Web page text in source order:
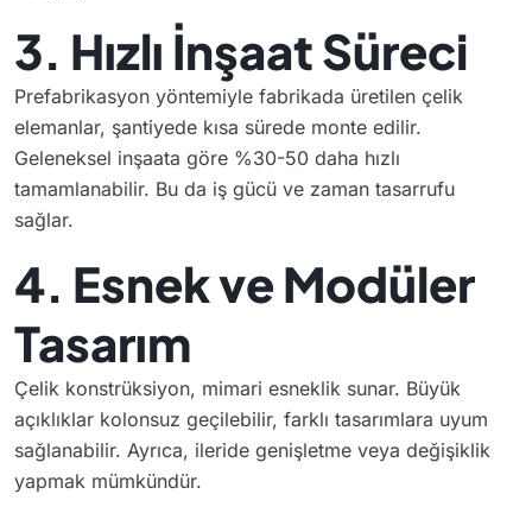
3. Hızlı İnşaat Süreci
Prefabrikasyon yöntemiyle fabrikada üretilen çelik
elemanlar, şantiyede kısa sürede monte edilir.
Geleneksel inşaata göre %30-50 daha hızlı
tamamlanabilir. Bu da iş gücü ve zaman tasarrufu
sağlar.
4. Esnek ve Modüler
Tasarım
Çelik konstrüksiyon, mimari esneklik sunar. Büyük
açıklıklar kolonsuz geçilebilir, farklı tasarımlara uyum
sağlanabilir. Ayrıca, ileride genişletme veya değişiklik
yapmak mümkündür.